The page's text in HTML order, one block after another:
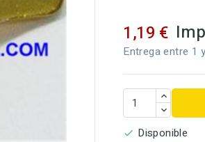
1,19 €
Entrega entre 1
 Disponible